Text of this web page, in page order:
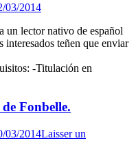
03/2014
un lector nativo de español
interesados teñen que enviar
-Titulación en
Fonbelle.
03/2014Laisser un